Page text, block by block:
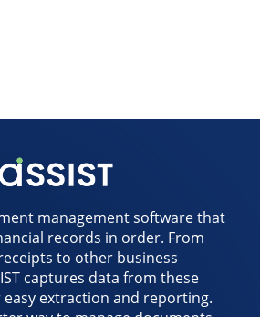
management software that
records in order. From
to other business
captures data from these
extraction and reporting.